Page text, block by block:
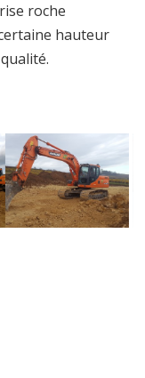
roche
hauteur